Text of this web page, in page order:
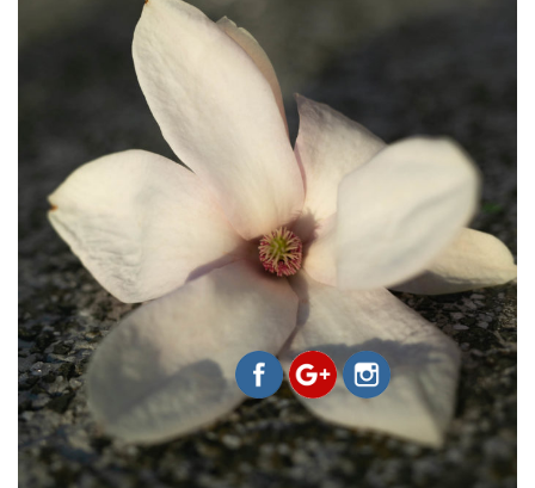
https://www.evamelo.cz/